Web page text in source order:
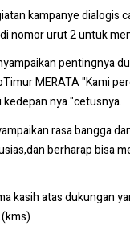
kampanye dialogis
nomor urut 2 untuk
pentingnya
MERATA "Kami
nya."cetusnya.
rasa bangga
berharap bisa
kasih atas dukungan